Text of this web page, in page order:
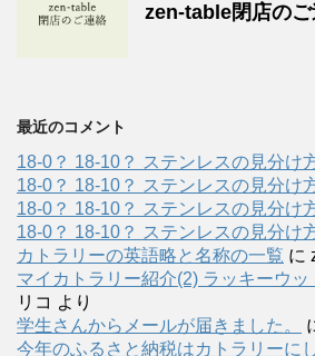
zen-table閉店の
最近のコメント
18-0？ 18-10？ ステンレスの見分け
18-0？ 18-10？ ステンレスの見分け
18-0？ 18-10？ ステンレスの見分け
18-0？ 18-10？ ステンレスの見分け
カトラリーの英語略と名称の一覧 に
マイカトラリー紹介(2) ラッキーウッ
リコ より
学生さんからメールが届きました。
今年のふるさと納税はカトラリーに